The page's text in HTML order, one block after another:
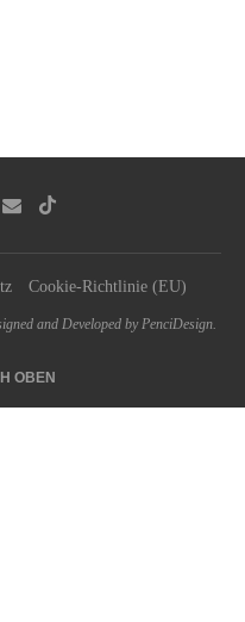
Cookie-Richtlinie (EU)
and Developed by PenciDesign.
OBEN